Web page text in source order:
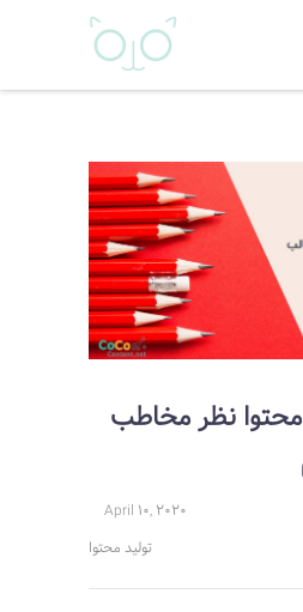
محتوا نظر مخاطب
April 10, 2020
تولید محتوا